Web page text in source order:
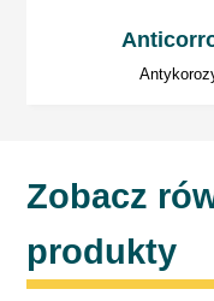
Zobacz
produkty